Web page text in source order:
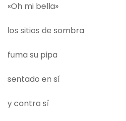
«Oh mi bella»
los sitios de sombra
fuma su pipa
sentado en sí
y contra sí